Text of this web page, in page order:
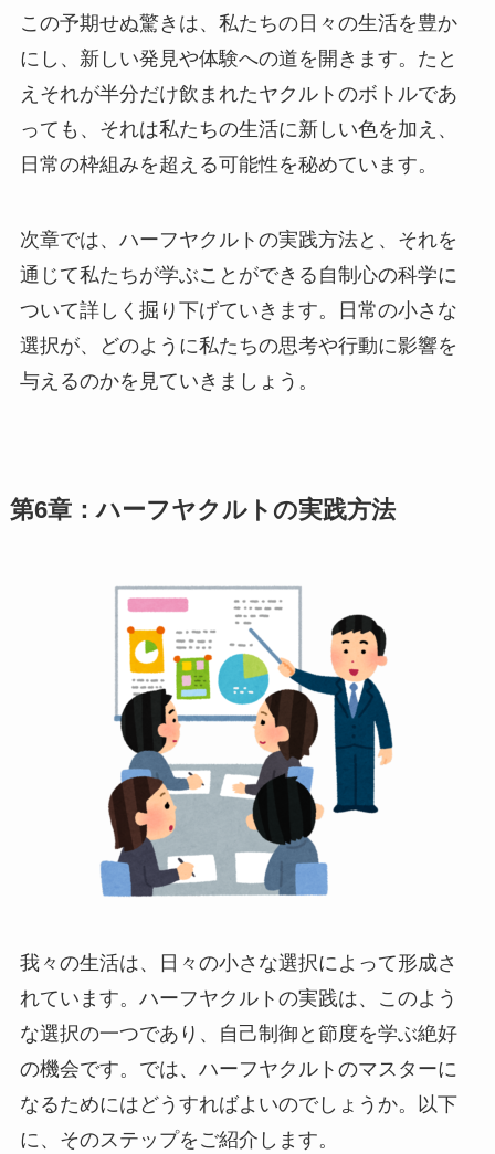
この予期せぬ驚きは、私たちの日々の生活を豊か
にし、新しい発見や体験への道を開きます。たと
えそれが半分だけ飲まれたヤクルトのボトルであ
っても、それは私たちの生活に新しい色を加え、
日常の枠組みを超える可能性を秘めています。
次章では、ハーフヤクルトの実践方法と、それを
通じて私たちが学ぶことができる自制心の科学に
ついて詳しく掘り下げていきます。日常の小さな
選択が、どのように私たちの思考や行動に影響を
与えるのかを見ていきましょう。
第6章：ハーフヤクルトの実践方法
我々の生活は、日々の小さな選択によって形成さ
れています。ハーフヤクルトの実践は、このよう
な選択の一つであり、自己制御と節度を学ぶ絶好
の機会です。では、ハーフヤクルトのマスターに
なるためにはどうすればよいのでしょうか。以下
に、そのステップをご紹介します。